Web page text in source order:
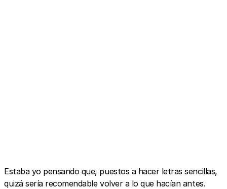
Estaba yo pensando que, puestos a hacer letras sencillas,
quizá sería recomendable volver a lo que hacían antes.